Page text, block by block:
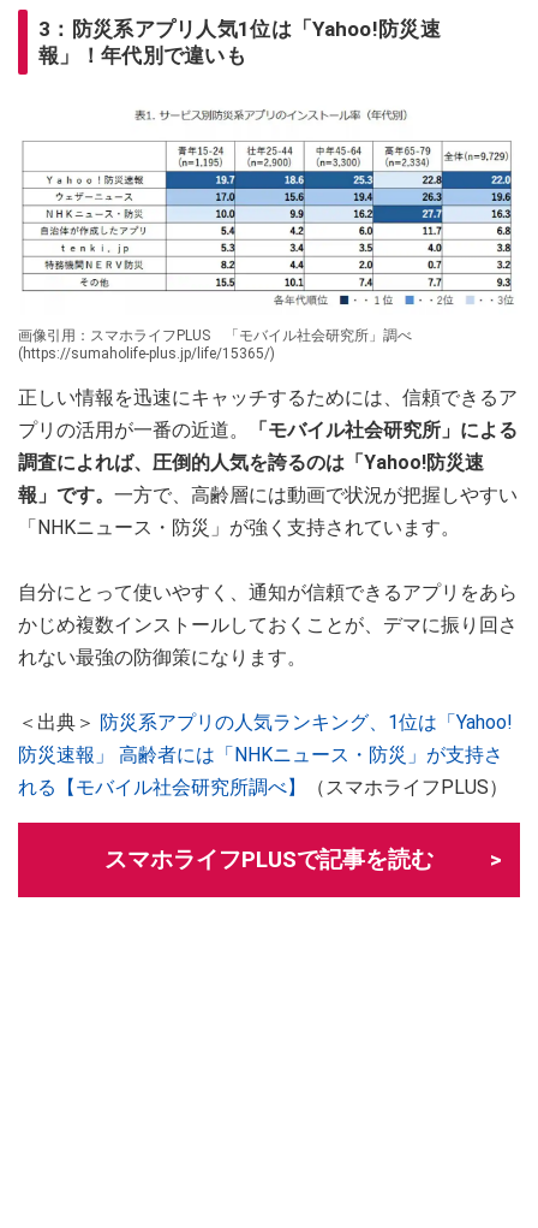
3：防災系アプリ人気1位は「Yahoo!防災速
報」！年代別で違いも
画像引用：スマホライフPLUS 「モバイル社会研究所」調べ
(https://sumaholife-plus.jp/life/15365/)
正しい情報を迅速にキャッチするためには、信頼できるア
プリの活用が一番の近道。
「モバイル社会研究所」による
調査によれば、圧倒的人気を誇るのは「Yahoo!防災速
報」です。 一方で、高齢層には動画で状況が把握しやすい
「NHKニュース・防災」が強く支持されています。
自分にとって使いやすく、通知が信頼できるアプリをあら
かじめ複数インストールしておくことが、デマに振り回さ
れない最強の防御策になります。
＜出典＞ 防災系アプリの人気ランキング、1位は「Yahoo!
防災速報」 高齢者には「NHKニュース・防災」が支持さ
れる【モバイル社会研究所調べ】
（スマホライフPLUS）
スマホライフPLUSで記事を読む